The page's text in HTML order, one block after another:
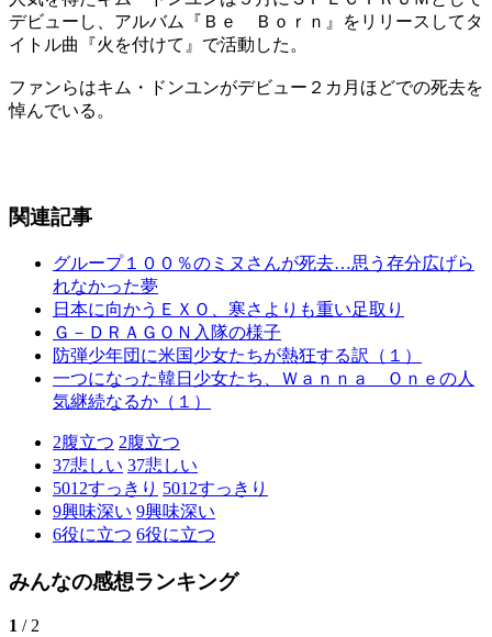
デビューし、アルバム『Ｂｅ Ｂｏｒｎ』をリリースしてタ
イトル曲『火を付けて』で活動した。
ファンらはキム・ドンユンがデビュー２カ月ほどでの死去を
悼んでいる。
関連記事
グループ１００％のミヌさんが死去…思う存分広げら
れなかった夢
日本に向かうＥＸＯ、寒さよりも重い足取り
Ｇ－ＤＲＡＧＯＮ入隊の様子
防弾少年団に米国少女たちが熱狂する訳（１）
一つになった韓日少女たち、Ｗａｎｎａ Ｏｎｅの人
気継続なるか（１）
2腹立つ 2腹立つ
37悲しい 37悲しい
5012すっきり 5012すっきり
9興味深い 9興味深い
6役に立つ 6役に立つ
みんなの感想ランキング
1 / 2